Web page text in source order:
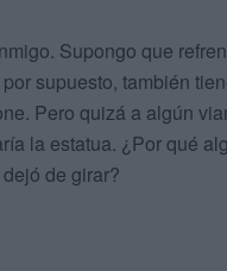
Supongo que
supuesto, también
Pero quizá a algún
la estatua. ¿Por qué
de girar?